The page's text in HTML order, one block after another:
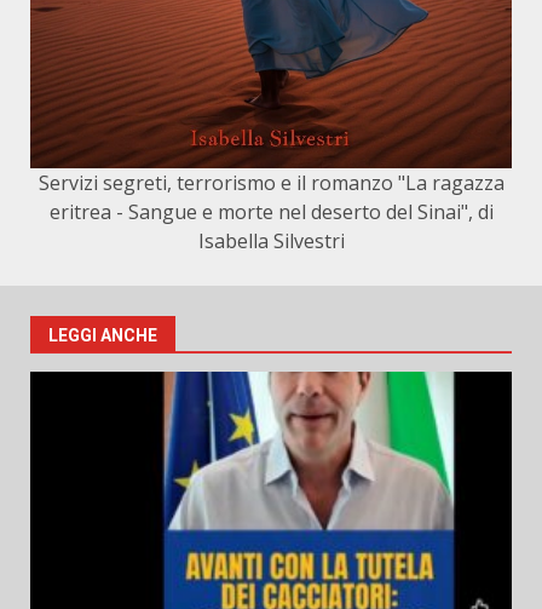
Servizi segreti, terrorismo e il romanzo "La ragazza
eritrea - Sangue e morte nel deserto del Sinai", di
Isabella Silvestri
LEGGI ANCHE